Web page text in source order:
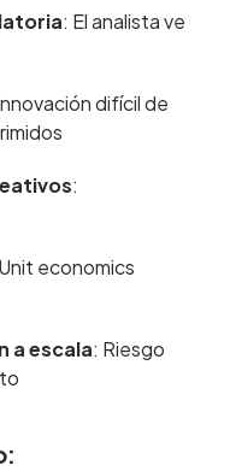
: El analista ve
difícil de
:
economics
a escala: Riesgo